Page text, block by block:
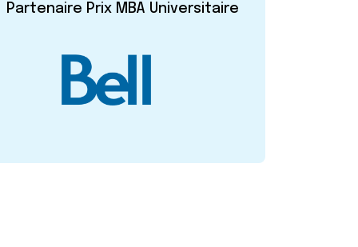
Partenaire Prix MBA Universitaire